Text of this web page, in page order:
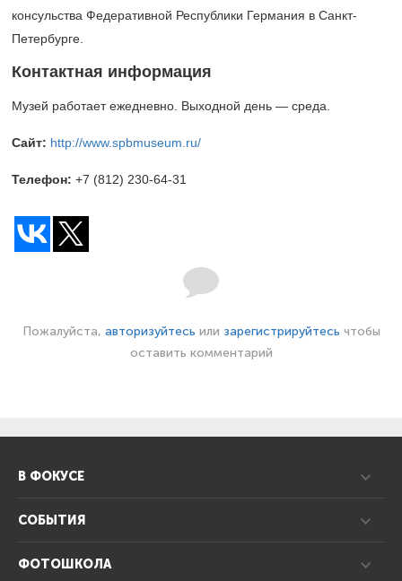
консульства Федеративной Республики Германия в Санкт-
Петербурге.
Контактная информация
Музей работает ежедневно. Выходной день — среда.
Сайт: http://www.spbmuseum.ru/
Телефон: +7 (812) 230-64-31
Пожалуйста, авторизуйтесь или зарегистрируйтесь чтобы
оставить комментарий
В ФОКУСЕ
СОБЫТИЯ
ФОТОШКОЛА